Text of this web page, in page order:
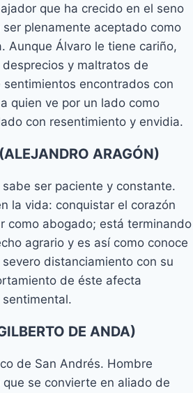
que ha crecido en el seno
plenamente aceptado como
Aunque Álvaro le tiene cariño,
y maltratos de
sentimientos encontrados con
quien ve por un lado como
con resentimiento y envidia.
ARAGÓN)
ser paciente y constante.
la vida: conquistar el corazón
como abogado; está terminando
agrario y es así como conoce
distanciamiento con su
de éste afecta
DE ANDA)
de San Andrés. Hombre
se convierte en aliado de